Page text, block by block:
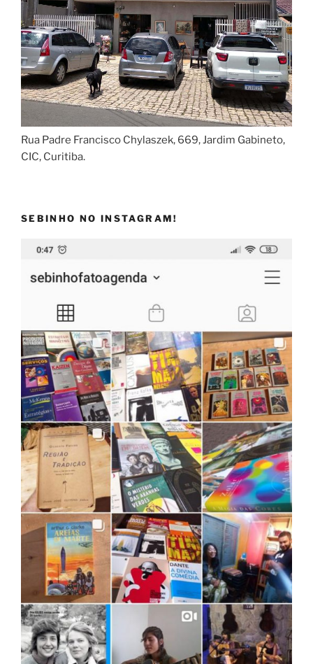
Rua Padre Francisco Chylaszek, 669, Jardim Gabineto,
CIC, Curitiba.
SEBINHO NO INSTAGRAM!